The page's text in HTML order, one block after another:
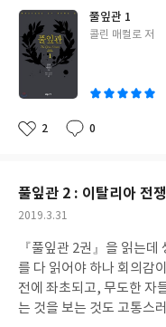
고 헌신하는 믿음을 어떻
었다. 수도원 뒤에 있는 묘
다음으로는 피티궁전과
이어서 보볼리 정원에서
들고와서 하루 종일 여유
나갈 수 밖에 없었다. 마지막으로 간 피에솔레는 피렌체에서 가장 고
도가 높은 곳이다. 메디치
다. 이곳은 반로마 정서가
형극장 유적이 남아있다.
마식 제단이 다시 세워져
듯했다. 더구나 지금 『마
터라 이곳에 뿌려졌을 에
들리는 듯했다. 셋째날 부터는 피렌체의 지리도 어느 정도 알게 되어
이 책을 들고 다니며 산 로
될 폰토스의 미트리다테
카파도키아에서 일어난
정에 큰 도움이 된다. 마
군주들을 외교적으로 제
는 광휘가 얼마나 찬란한지 느낄 수 있다. 로
들이 누리는 권리를 누릴
움족 등의 이탈리아인들
참정권을 가지려하고, 이
해 더 큰 탄압으로 돌아와
반대도 힘을 발휘하지 못
정치인들이 득세하게 된
들이 겪는 고통과 이탈리
풀잎관 1
글
콜린 매컬로 저
좋
2
댓
0
작
풀잎관 2 : 이탈리아 전쟁
작
일
2019.3.31
『풀잎관 2권』을 읽는
를 다 읽어야 하나 회의감
전에 좌초되고, 무도한 자
는 것을 보는 것도 고통스